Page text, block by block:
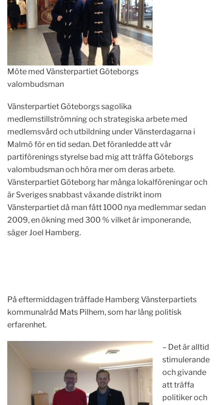
Möte med Vänsterpartiet Göteborgs
valombudsman
Vänsterpartiet Göteborgs sagolika
medlemstillströmning och strategiska arbete med
medlemsvård och utbildning under Vänsterdagarna i
Malmö för en tid sedan. Det föranledde att vår
partiförenings styrelse bad mig att träffa Göteborgs
valombudsman och höra mer om deras arbete.
Vänsterpartiet Göteborg har många lokalföreningar och
är Sveriges snabbast växande distrikt inom
Vänsterpartiet då man fått 1000 nya medlemmar sedan
2009, en ökning med 300 % vilket är imponerande,
säger Joel Hamberg.
På eftermiddagen träffade Hamberg Vänsterpartiets
kommunalråd Mats Pilhem, som har lång politisk
erfarenhet.
– Det är alltid
stimulerande
och givande
att träffa
politiker och